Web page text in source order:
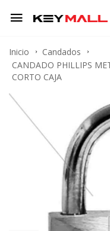
Inicio
Candados
CANDADO PHILLIPS
CORTO CAJA